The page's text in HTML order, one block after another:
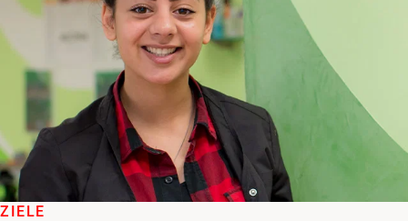
ZIELE